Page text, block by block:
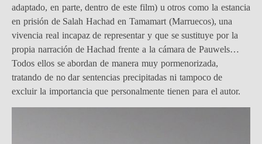
adaptado, en parte, dentro de este film) u otros como la estancia
en prisión de Salah Hachad en Tamamart (Marruecos), una
vivencia real incapaz de representar y que se sustituye por la
propia narración de Hachad frente a la cámara de Pauwels…
Todos ellos se abordan de manera muy pormenorizada,
tratando de no dar sentencias precipitadas ni tampoco de
excluir la importancia que personalmente tienen para el autor.